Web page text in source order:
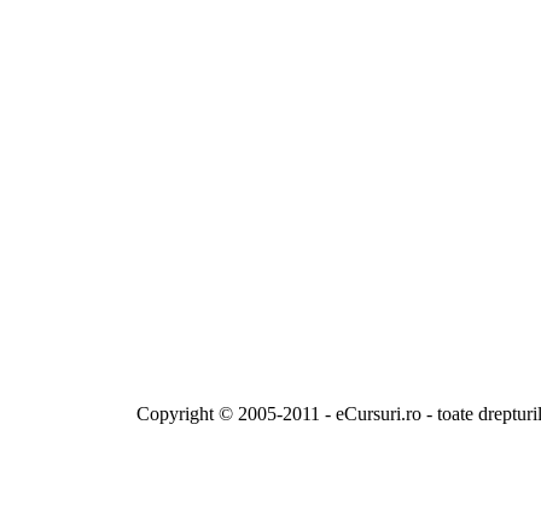
Copyright © 2005-2011 - eCursuri.ro - toate